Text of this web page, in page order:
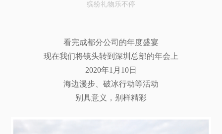
缤纷礼物乐不停
看完成都分公司的年度盛宴
现在我们将镜头转到深圳总部的年会上
2020年1月10日
海边漫步、破冰行动等活动
别具意义，别样精彩